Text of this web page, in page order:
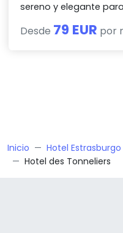
sereno y elegante
Desde 79 EUR por
Inicio Hotel Estrasburgo
Hotel des Tonneliers